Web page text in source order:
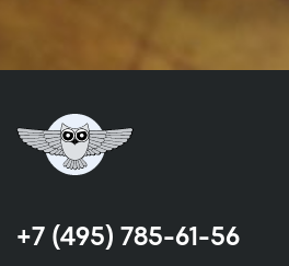
+7 (495) 785-61-56